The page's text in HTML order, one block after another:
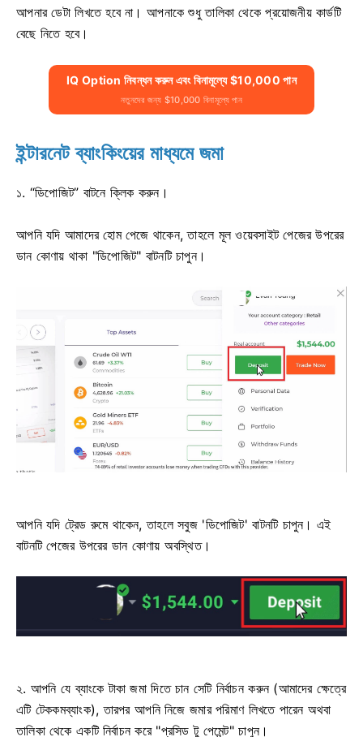
আপনার ডেটা লিখতে হবে না। আপনাকে শুধু তালিকা থেকে প্রয়োজনীয় কার্ডটি
বেছে নিতে হবে।
IQ Option নিবন্ধন করুন এবং বিনামূল্যে $10,000 পান
নতুনদের জন্য $10,000 বিনামূল্যে পান
ইন্টারনেট ব্যাংকিংয়ের মাধ্যমে জমা
১. “ডিপোজিট” বাটনে ক্লিক করুন।
আপনি যদি আমাদের হোম পেজে থাকেন, তাহলে মূল ওয়েবসাইট পেজের উপরের
ডান কোণায় থাকা "ডিপোজিট" বাটনটি চাপুন।
আপনি যদি ট্রেড রুমে থাকেন, তাহলে সবুজ 'ডিপোজিট' বাটনটি চাপুন। এই
বাটনটি পেজের উপরের ডান কোণায় অবস্থিত।
২. আপনি যে ব্যাংকে টাকা জমা দিতে চান সেটি নির্বাচন করুন (আমাদের ক্ষেত্রে
এটি টেককমব্যাংক), তারপর আপনি নিজে জমার পরিমাণ লিখতে পারেন অথবা
তালিকা থেকে একটি নির্বাচন করে "প্রসিড টু পেমেন্ট" চাপুন।